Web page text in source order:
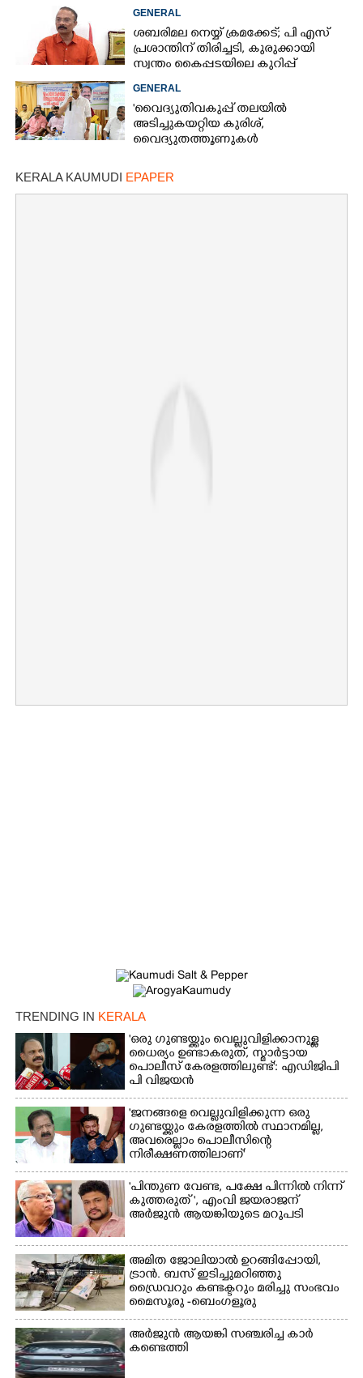
GENERAL
ശബരിമല നെയ്യ് ക്രമക്കേട്; പി എസ്
പ്രശാന്തിന് തിരിച്ചടി, കുരുക്കായി
സ്വന്തം കൈപ്പടയിലെ കുറിപ്പ്
GENERAL
'വൈദ്യുതിവകുപ്പ് തലയിൽ
അടിച്ചുകയറ്റിയ കുരിശ്‌,
വൈദ്യുതത്തൂണുകൾ
വിളിക്കുന്ന കാലമാണിത്'
KERALA KAUMUDI EPAPER
TRENDING IN KERALA
'ഒരു ഗുണ്ടയ്ക്കും വെല്ലുവിളിക്കാനുള്ള
ധൈര്യം ഉണ്ടാകരുത്, സ്മാർട്ടായ
പൊലീസ് കേരളത്തിലുണ്ട്': എഡിജിപി
പി വിജയൻ
'ജനങ്ങളെ വെല്ലുവിളിക്കുന്ന ഒരു
ഗുണ്ടയ്ക്കും കേരളത്തിൽ സ്ഥാനമില്ല,​
അവരെല്ലാം പൊലീസിന്റെ
നിരീക്ഷണത്തിലാണ്'
"പിന്തുണ വേണ്ട,​ പക്ഷേ പിന്നിൽ നിന്ന്
കുത്തരുത് ", എംവി ജയരാജന്
അർജുൻ ആയങ്കിയുടെ മറുപടി
അമിത ജോലിയാൽ ഉറങ്ങിപ്പോയി,
ട്രാൻ. ബസ് ഇടിച്ചുമറിഞ്ഞു
ഡ്രൈവറും കണ്ടക്ടറും മരിച്ചു സംഭവം
മൈസൂരു -ബെംഗളൂരു
ദേശീയപാതയിൽ 20 പേർക്ക് പരിക്ക്,
നാലു പേരുടെ നില ഗുരുതരം
അർജുൻ ആയങ്കി സഞ്ചരിച്ച കാർ
കണ്ടെത്തി
Share this link
Copy Link